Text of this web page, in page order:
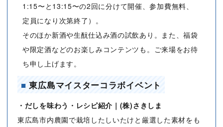
1:15〜と13:15〜の2回に分けて開催、参加費無料、
定員になり次第終了）。
そのほか新酒や生酛仕込み酒の試飲あり。また、福袋
や限定酒などのお楽しみコンテンツも。ご来場をお待
ち申し上げます。
■ 東広島マイスターコラボイベント
・だしを味わう・レシピ紹介｜(株)さきしま
東広島市内農園で栽培したしいたけと厳選した素材をも